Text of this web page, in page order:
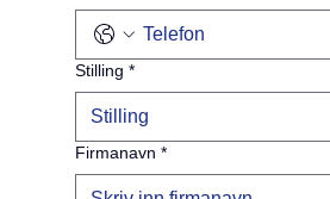
Stilling *
Firmanavn *